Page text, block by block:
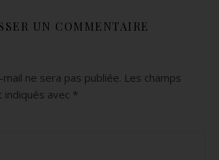
UN COMMENTAIRE
ne sera pas publiée. Les champs
avec *